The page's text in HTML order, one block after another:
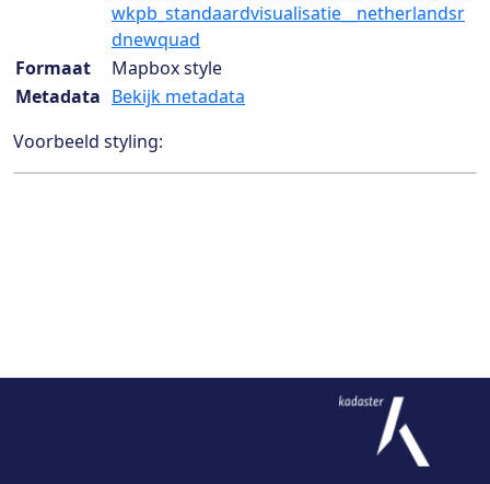
wkpb_standaardvisualisatie__netherlandsr
dnewquad
Formaat
Mapbox style
Metadata Bekijk metadata
Voorbeeld styling: